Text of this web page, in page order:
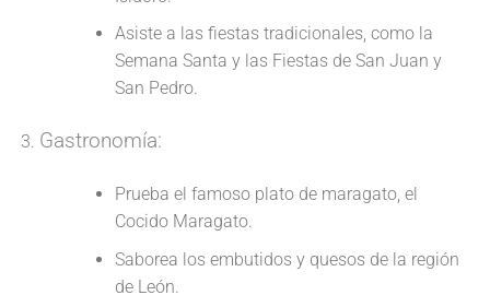
Asiste a las fiestas tradicionales, como la
Semana Santa y las Fiestas de San Juan y
San Pedro.
Gastronomía:
Prueba el famoso plato de maragato, el
Cocido Maragato.
Saborea los embutidos y quesos de la región
de León.